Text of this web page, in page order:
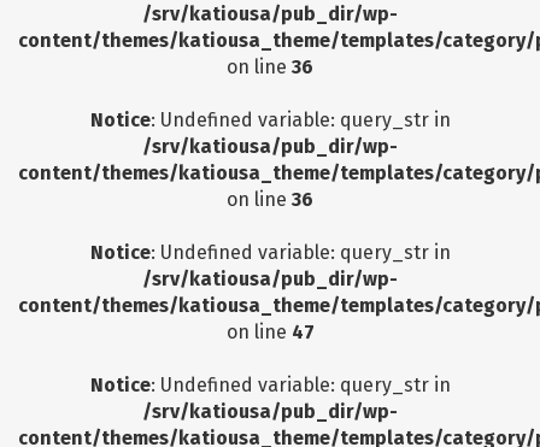
/srv/katiousa/pub_dir/wp-
content/themes/katiousa_theme/templates/
on line 36
Notice: Undefined variable: query_str in
/srv/katiousa/pub_dir/wp-
content/themes/katiousa_theme/templates/
on line 36
Notice: Undefined variable: query_str in
/srv/katiousa/pub_dir/wp-
content/themes/katiousa_theme/templates/
on line 47
Notice: Undefined variable: query_str in
/srv/katiousa/pub_dir/wp-
content/themes/katiousa_theme/templates/